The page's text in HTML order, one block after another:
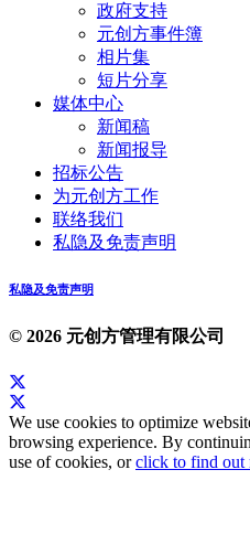
政府支持
元创方事件簿
相片集
短片分享
媒体中心
新闻稿
新闻报导
招标公告
为元创方工作
联络我们
私隐及免责声明
私隐及免责声明
© 2026 元创方管理有限公司
We use cookies to optimize
browsing experience. By
use of cookies, orclick to find out